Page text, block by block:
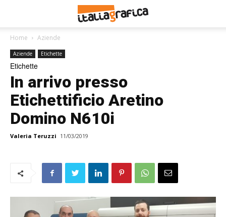
Home Aziende
Aziende Etichette
Etichette
In arrivo presso
Etichettificio Aretino
Domino N610i
Valeria Teruzzi 11/03/2019